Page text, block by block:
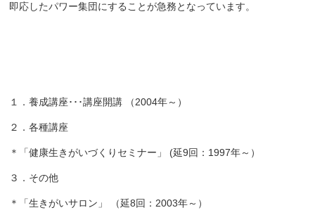
即応したパワー集団にすることが急務となっています。
１．養成講座･･･講座開講 （2004年～）
２．各種講座
＊「健康生きがいづくりセミナー」 (延9回：1997年～）
３．その他
＊「生きがいサロン」 （延8回：2003年～）